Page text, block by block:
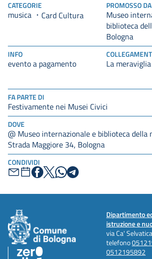
FA PARTE DI
Festivamente nei Musei Civici
DOVE
@ Museo internazionale e biblioteca della
Strada Maggiore 34, Bologna
CONDIVIDI
CATEGORIE
musica Card Cultura
PROMOSSO DA
Museo
biblioteca
Bologna
INFO
evento a pagamento La
Dipartimento
istruzione e
via Ca'
telefono
0512195892